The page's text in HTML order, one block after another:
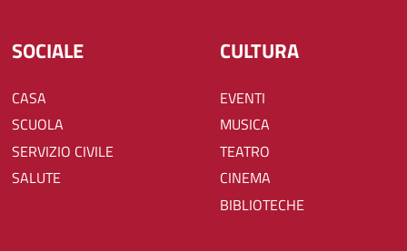
SOCIALE
CASA
SCUOLA
SERVIZIO CIVILE
SALUTE
CULTURA
EVENTI
MUSICA
TEATRO
CINEMA
BIBLIOTECHE